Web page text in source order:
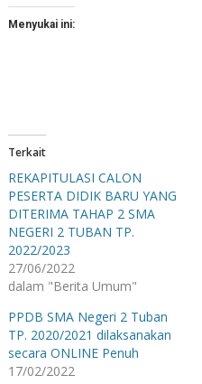
Menyukai ini:
Terkait
REKAPITULASI CALON
PESERTA DIDIK BARU YANG
DITERIMA TAHAP 2 SMA
NEGERI 2 TUBAN TP.
2022/2023
27/06/2022
dalam "Berita Umum"
PPDB SMA Negeri 2 Tuban
TP. 2020/2021 dilaksanakan
secara ONLINE Penuh
17/02/2022